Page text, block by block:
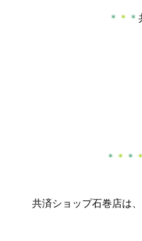
＊ ＊ ＊
＊ ＊ ＊ ＊
共済ショップ石巻店は